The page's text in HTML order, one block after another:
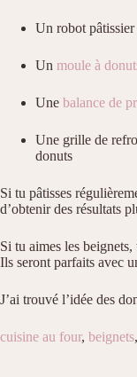
Un robot
Un moule à
Une balance de
Une grille de
donuts
Si tu pâtisses
d’obtenir des résultats
Si tu aimes les
Ils seront parfaits avec
J’ai trouvé l’idée des
cuisine au four, beignets,